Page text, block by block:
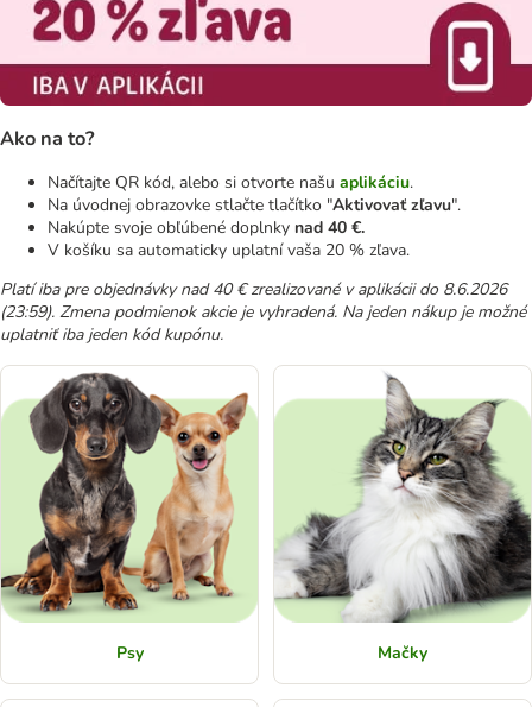
Ako na to?
Načítajte QR kód, alebo si otvorte našu aplikáciu.
Na úvodnej obrazovke stlačte tlačítko "Aktivovať zľavu".
Nakúpte svoje obľúbené doplnky nad 40 €.
V košíku sa automaticky uplatní vaša 20 % zľava.
Platí iba pre objednávky nad 40 € zrealizované v aplikácii do 8.6.2026
(23:59). Zmena podmienok akcie je vyhradená. Na jeden nákup je možné
uplatniť iba jeden kód kupónu.
Psy Mačky